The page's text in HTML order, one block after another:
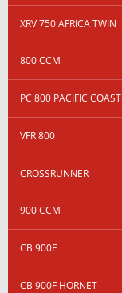
XRV 750 AFRICA TWIN
800 CCM
PC 800 PACIFIC COAST
VFR 800
CROSSRUNNER
900 CCM
CB 900F
CB 900F HORNET